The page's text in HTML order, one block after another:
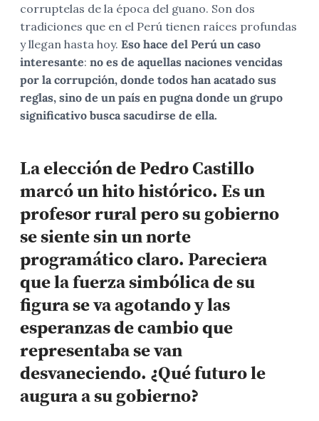
corruptelas de la época del guano. Son dos
tradiciones que en el Perú tienen raíces profundas
y llegan hasta hoy. Eso hace del Perú un caso
interesante: no es de aquellas naciones vencidas
por la corrupción, donde todos han acatado sus
reglas, sino de un país en pugna donde un grupo
significativo busca sacudirse de ella.
La elección de Pedro Castillo
marcó un hito histórico. Es un
profesor rural pero su gobierno
se siente sin un norte
programático claro. Pareciera
que la fuerza simbólica de su
figura se va agotando y las
esperanzas de cambio que
representaba se van
desvaneciendo. ¿Qué futuro le
augura a su gobierno?